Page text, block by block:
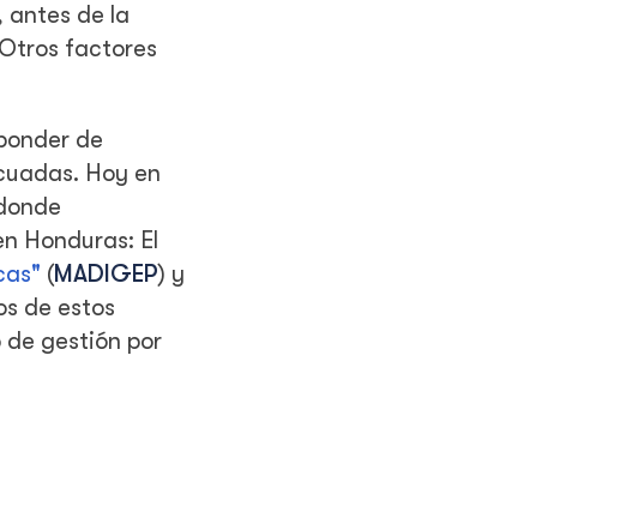
antes de la
factores
de
Hoy en
Honduras: El
(MADIGEP) y
de estos
de gestión por